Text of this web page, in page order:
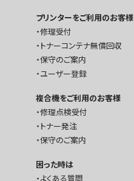
プリンターをご利用のお客様
修理受付
トナーコンテナ無償回収
保守のご案内
ユーザー登録
複合機をご利用のお客様
修理点検受付
トナー発注
保守のご案内
困った時は
よくある質問